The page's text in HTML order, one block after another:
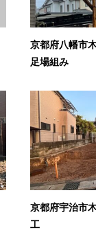
京都府八幡市
足場組み
京都府宇治市
工